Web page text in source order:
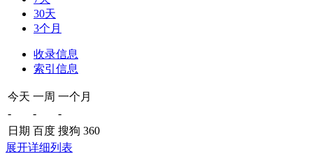
30天
3个月
收录信息
索引信息
今天 一周 一个月
-
-
-
日期 百度 搜狗 360
展开详细列表